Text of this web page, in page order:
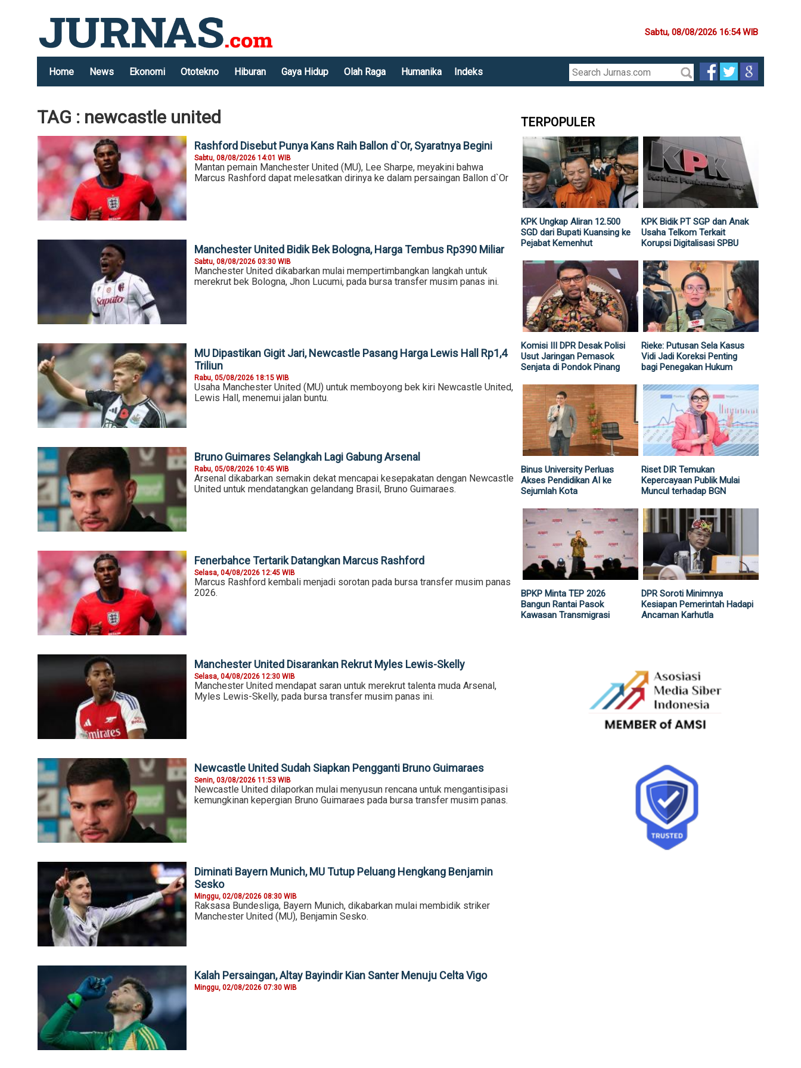
Sabtu, 08/08/2026 16:54 WIB
Home News Ekonomi Ototekno Hiburan Gaya Hidup Olah Raga Humanika Indeks
TAG : newcastle united
Rashford Disebut Punya Kans Raih Ballon d`Or, Syaratnya Begini
Sabtu, 08/08/2026 14:01 WIB
Mantan pemain Manchester United (MU), Lee Sharpe, meyakini bahwa
Marcus Rashford dapat melesatkan dirinya ke dalam persaingan Ballon d`Or
Manchester United Bidik Bek Bologna, Harga Tembus Rp390 Miliar
Sabtu, 08/08/2026 03:30 WIB
Manchester United dikabarkan mulai mempertimbangkan langkah untuk
merekrut bek Bologna, Jhon Lucumi, pada bursa transfer musim panas ini.
MU Dipastikan Gigit Jari, Newcastle Pasang Harga Lewis Hall Rp1,4
Triliun
Rabu, 05/08/2026 18:15 WIB
Usaha Manchester United (MU) untuk memboyong bek kiri Newcastle United,
Lewis Hall, menemui jalan buntu.
Bruno Guimares Selangkah Lagi Gabung Arsenal
Rabu, 05/08/2026 10:45 WIB
Arsenal dikabarkan semakin dekat mencapai kesepakatan dengan Newcastle
United untuk mendatangkan gelandang Brasil, Bruno Guimaraes.
Fenerbahce Tertarik Datangkan Marcus Rashford
Selasa, 04/08/2026 12:45 WIB
Marcus Rashford kembali menjadi sorotan pada bursa transfer musim panas
2026.
Manchester United Disarankan Rekrut Myles Lewis-Skelly
Selasa, 04/08/2026 12:30 WIB
Manchester United mendapat saran untuk merekrut talenta muda Arsenal,
Myles Lewis-Skelly, pada bursa transfer musim panas ini.
Newcastle United Sudah Siapkan Pengganti Bruno Guimaraes
Senin, 03/08/2026 11:53 WIB
Newcastle United dilaporkan mulai menyusun rencana untuk mengantisipasi
kemungkinan kepergian Bruno Guimaraes pada bursa transfer musim panas.
Diminati Bayern Munich, MU Tutup Peluang Hengkang Benjamin
Sesko
Minggu, 02/08/2026 08:30 WIB
Raksasa Bundesliga, Bayern Munich, dikabarkan mulai membidik striker
Manchester United (MU), Benjamin Sesko.
Kalah Persaingan, Altay Bayindir Kian Santer Menuju Celta Vigo
Minggu, 02/08/2026 07:30 WIB
TERPOPULER
KPK Ungkap Aliran 12.500
SGD dari Bupati Kuansing ke
Pejabat Kemenhut
KPK Bidik PT SGP dan Anak
Usaha Telkom Terkait
Korupsi Digitalisasi SPBU
Komisi III DPR Desak Polisi
Usut Jaringan Pemasok
Senjata di Pondok Pinang
Rieke: Putusan Sela Kasus
Vidi Jadi Koreksi Penting
bagi Penegakan Hukum
Binus University Perluas
Akses Pendidikan AI ke
Sejumlah Kota
Riset DIR Temukan
Kepercayaan Publik Mulai
Muncul terhadap BGN
BPKP Minta TEP 2026
Bangun Rantai Pasok
Kawasan Transmigrasi
DPR Soroti Minimnya
Kesiapan Pemerintah Hadapi
Ancaman Karhutla